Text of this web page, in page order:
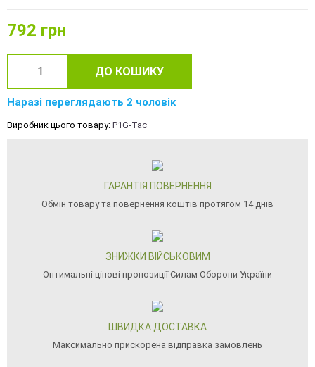
792 грн
ДО КОШИКУ
Наразі переглядають 2 чоловік
Виробник цього товару: P1G-Tac
ГАРАНТІЯ ПОВЕРНЕННЯ
Обмін товару та повернення коштів протягом 14 днів
ЗНИЖКИ ВІЙСЬКОВИМ
Оптимальні цінові пропозиції Силам Оборони України
ШВИДКА ДОСТАВКА
Максимально прискорена відправка замовлень